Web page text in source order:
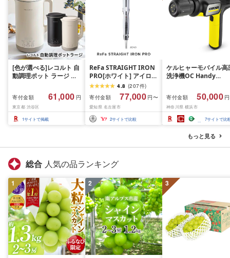
[色が選べる]レコルト 自
動調理ポット ラージ ポ
サー ブレンダー 保温 豆
乳 おかゆ お粥 離乳食 自
動調理器 スムージー 味
噌汁 レシピ 800mL 1L
寄付金額 61,000 円
東京都 渋谷区
1サイトで掲載
ReFa STRAIGHT IRON
PRO[ホワイト] アイロン
家電 美容 リファ アイロ
4.8 (207件)
寄付金額
77,000 円〜
愛知県 名古屋市
2サイトで比較
ケルヒャーモバイル高
洗浄機OC Handy
神奈川県 横浜市 生活
電 日用品 人気 おすす
送料無料 掃除 便利 コ
パクト 高圧洗浄機 ポ
タブル清掃 泡洗浄 家
ラク ベランダ掃除
寄付金額 50,000
神奈川県 横浜市
7サイトで比
もっと見る
総合 人気の品ランキング
1 2 3